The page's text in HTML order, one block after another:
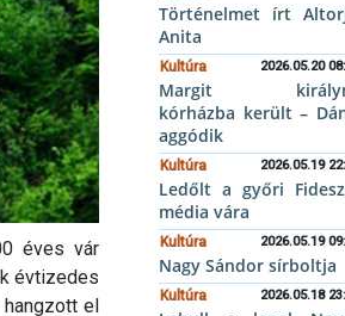
éves vár
évtizedes
el
Történelmet írt
Anita
Kultúra 2026.05.20
Margit
kórházba került –
aggódik
Kultúra 2026.05.19
Ledőlt a győri
média vára
Kultúra 2026.05.19
Nagy Sándor sírboltja
Kultúra 2026.05.18